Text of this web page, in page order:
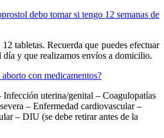
debo tomar si tengo 12 semanas de
tabletas. Recuerda que puedes efectuar
día y que realizamos envíos a domicilio.
con medicamentos?
uterina/genital – Coagulopatías
– Enfermedad cardiovascular –
– DIU (se debe retirar antes de la